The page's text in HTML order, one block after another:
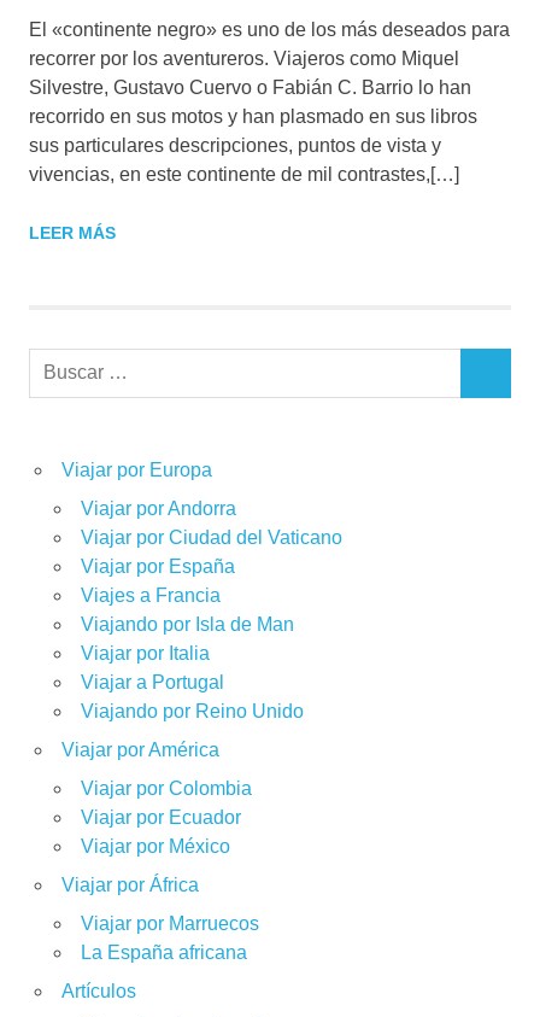
El «continente negro» es uno de los más deseados para
recorrer por los aventureros. Viajeros como Miquel
Silvestre, Gustavo Cuervo o Fabián C. Barrio lo han
recorrido en sus motos y han plasmado en sus libros
sus particulares descripciones, puntos de vista y
vivencias, en este continente de mil contrastes,[…]
LEER MÁS
Buscar:
Viajar por Europa
Viajar por Andorra
Viajar por Ciudad del Vaticano
Viajar por España
Viajes a Francia
Viajando por Isla de Man
Viajar por Italia
Viajar a Portugal
Viajando por Reino Unido
Viajar por América
Viajar por Colombia
Viajar por Ecuador
Viajar por México
Viajar por África
Viajar por Marruecos
La España africana
Artículos